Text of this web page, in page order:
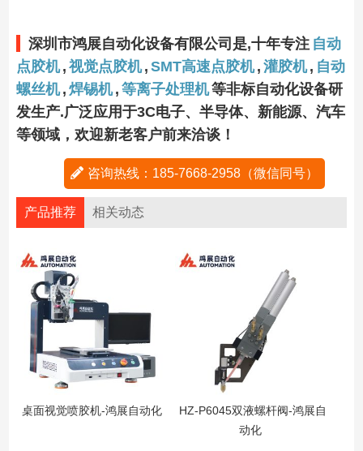
深圳市鸿展自动化设备有限公司是,十年专注 自动
点胶机 , 视觉点胶机 , SMT高速点胶机 , 灌胶机 , 自动
螺丝机 , 焊锡机 , 等离子处理机等非标自动化设备研
发生产.广泛应用于3C电子、半导体、新能源、汽车
等领域，欢迎新老客户前来洽谈！
咨询热线：185-7668-2958（微信同号）
产品推荐 相关动态
桌面视觉喷胶机-鸿展自动化
HZ-P6045双液螺杆阀-鸿展自
动化